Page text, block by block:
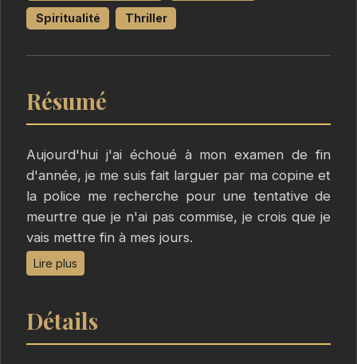
Spiritualité Thriller
Résumé
Aujourd'hui j'ai échoué à mon examen de fin
d'année, je me suis fait larguer par ma copine et
la police me recherche pour une tentative de
meurtre que je n'ai pas commise, je crois que je
vais mettre fin à mes jours.
Mais est-ce vraiment un bon jour pour mourir ?
Et si c'était trop tôt ? Et si j'avais une mission
Lire plus
Détails